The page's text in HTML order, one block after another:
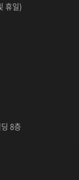
휴일)
8층